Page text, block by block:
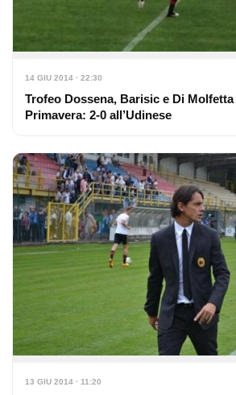
14 GIU 2014 · 22:30
Trofeo Dossena, Barisic e Di
Primavera: 2-0 all’Udinese
13 GIU 2014 · 11:20